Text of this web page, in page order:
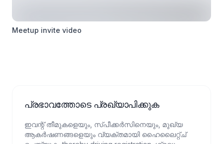
Meetup invite video
പ്രഭാവത്തോടെ പ്രഖ്യാപിക്കുക
ഇവന്റ് തീമുകളെയും, സ്പീക്കർസിനെയും, മുഖ്യ
ആകർഷണങ്ങളെയും വ്യക്തമായി ഹൈലൈറ്റ്ച്